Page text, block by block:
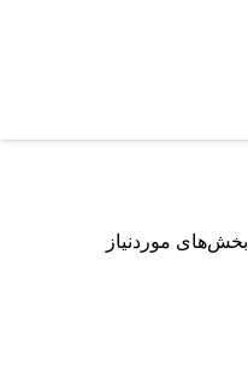
بخش‌های موردنیاز